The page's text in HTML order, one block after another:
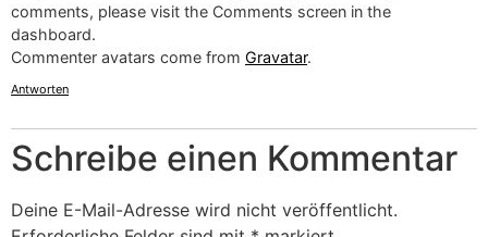
comments, please visit the Comments screen in the
dashboard.
Commenter avatars come from Gravatar.
Antworten
Schreibe einen Kommentar
Deine E-Mail-Adresse wird nicht veröffentlicht.